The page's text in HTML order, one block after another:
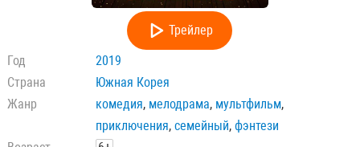
Трейлер
Год
2019
Страна
Южная Корея
Жанр
комедия, мелодрама, мультфильм,
приключения, семейный, фэнтези